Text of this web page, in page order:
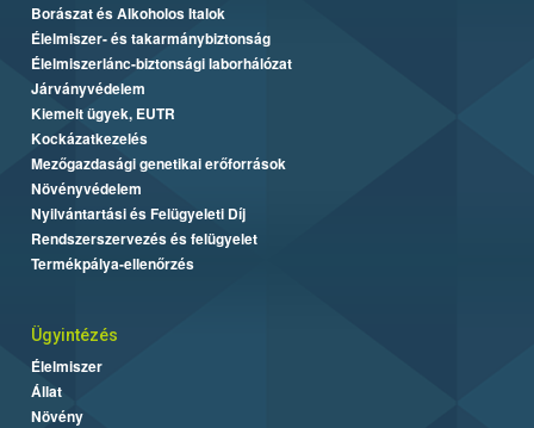
Borászat és Alkoholos Italok
Élelmiszer- és takarmánybiztonság
Élelmiszerlánc-biztonsági laborhálózat
Járványvédelem
Kiemelt ügyek, EUTR
Kockázatkezelés
Mezőgazdasági genetikai erőforrások
Növényvédelem
Nyilvántartási és Felügyeleti Díj
Rendszerszervezés és felügyelet
Termékpálya-ellenőrzés
Ügyintézés
Élelmiszer
Állat
Növény